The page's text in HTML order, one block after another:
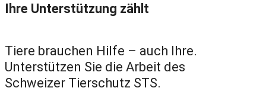
Ihre Unterstützung zählt
Tiere brauchen Hilfe – auch Ihre.
Unterstützen Sie die Arbeit des
Schweizer Tierschutz STS.